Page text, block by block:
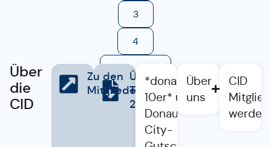
3
4
Weiter →
Über
die
CID
Zu den
Mitgliedern
Übersicht
Termine
2026
*donauwörther
10er* und
Donauwörther
City-
Über
uns
CID
Mitglied
werden